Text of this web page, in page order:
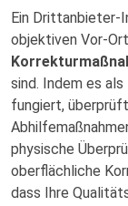
Ein Drittanbieter-
objektiven Vor-
sind. Indem es als
fungiert,
physische
oberflächliche
dass Ihre